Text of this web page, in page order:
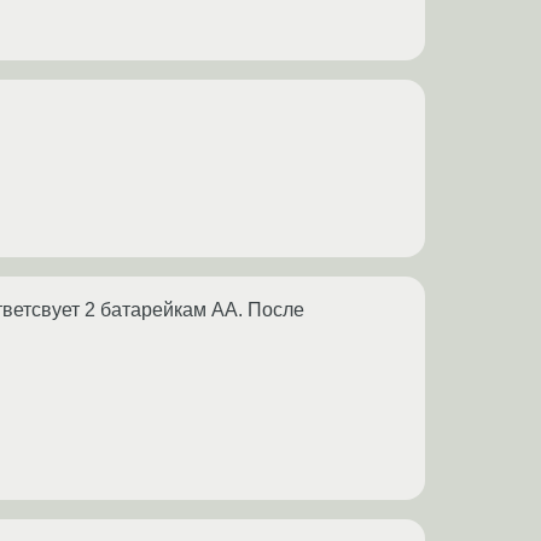
2 батарейкам АА. После